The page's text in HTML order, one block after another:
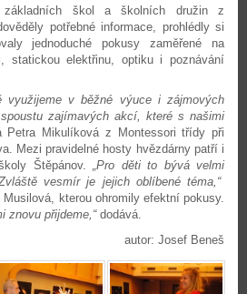
základních škol a školních družin z
potřebné informace, prohlédly si
jednoduché pokusy zaměřené na
statickou elektřinu, optiku i poznávání
využijeme v běžné výuce i zájmových
zajímavých akcí, které s našimi
Mikulíková z Montessori třídy při
Mezi pravidelné hosty hvězdárny patří i
Štěpánov. „Pro děti to bývá velmi
vesmír je jejich oblíbené téma,“
kterou ohromily efektní pokusy.
znovu přijdeme,“dodává.
autor: Josef Beneš